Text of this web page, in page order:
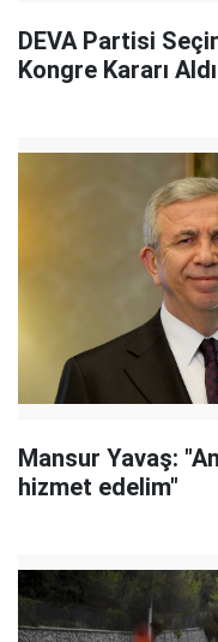
DEVA Partisi
Kongre Kararı
Mansur Yavaş:
hizmet edelim"